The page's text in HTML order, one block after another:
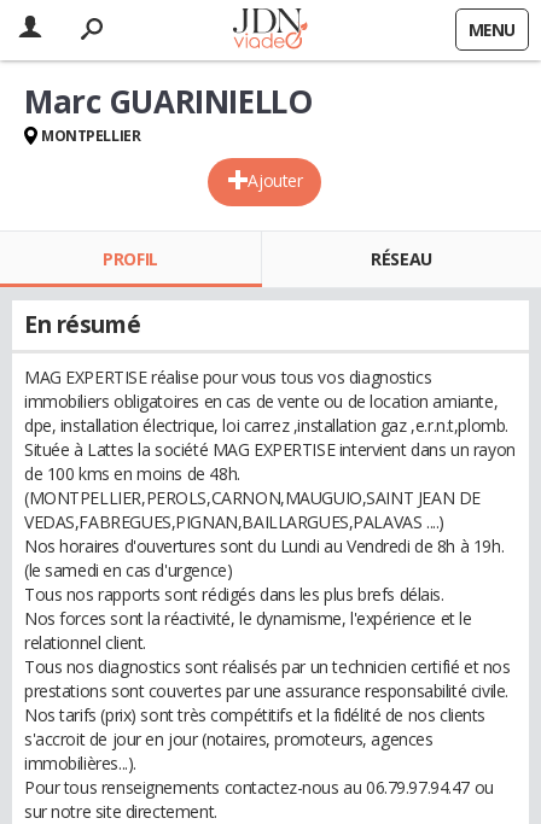
MENU
Ajouter
Marc GUARINIELLO
MONTPELLIER
PROFIL RÉSEAU
En résumé
MAG EXPERTISE réalise pour vous tous vos diagnostics
immobiliers obligatoires en cas de vente ou de location amiante,
dpe, installation électrique, loi carrez ,installation gaz ,e.r.n.t,plomb.
Située à Lattes la société MAG EXPERTISE intervient dans un rayon
de 100 kms en moins de 48h.
(MONTPELLIER,PEROLS,CARNON,MAUGUIO,SAINT JEAN DE
VEDAS,FABREGUES,PIGNAN,BAILLARGUES,PALAVAS ....)
Nos horaires d'ouvertures sont du Lundi au Vendredi de 8h à 19h.
(le samedi en cas d'urgence)
Tous nos rapports sont rédigés dans les plus brefs délais.
Nos forces sont la réactivité, le dynamisme, l'expérience et le
relationnel client.
Tous nos diagnostics sont réalisés par un technicien certifié et nos
prestations sont couvertes par une assurance responsabilité civile.
Nos tarifs (prix) sont très compétitifs et la fidélité de nos clients
s'accroit de jour en jour (notaires, promoteurs, agences
immobilières...).
Pour tous renseignements contactez-nous au 06.79.97.94.47 ou
sur notre site directement.